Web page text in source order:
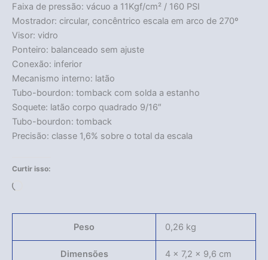
Faixa de pressão: vácuo a 11Kgf/cm² / 160 PSI
Mostrador: circular, concêntrico escala em arco de 270º
Visor: vidro
Ponteiro: balanceado sem ajuste
Conexão: inferior
Mecanismo interno: latão
Tubo-bourdon: tomback com solda a estanho
Soquete: latão corpo quadrado 9/16″
Tubo-bourdon: tomback
Precisão: classe 1,6% sobre o total da escala
Curtir isso:
Peso 0,26 kg
Dimensões 4 × 7,2 × 9,6 cm